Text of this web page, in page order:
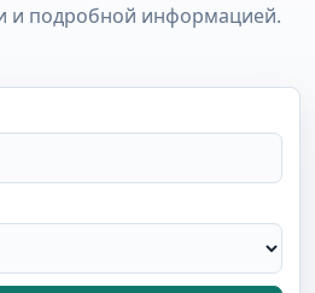
и подробной информацией.